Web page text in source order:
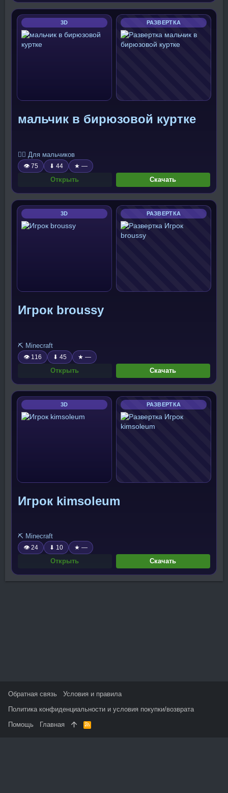
3D РАЗВЕРТКА
мальчик в бирюзовой куртке
🧍‍♂️ Для мальчиков
👁 75 ⬇ 44 ★ —
Открыть Скачать
3D РАЗВЕРТКА
Игрок broussy
⛏️ Minecraft
👁 116 ⬇ 45 ★ —
Открыть Скачать
3D РАЗВЕРТКА
Игрок kimsoleum
⛏️ Minecraft
👁 24 ⬇ 10 ★ —
Открыть Скачать
Обратная связь
Условия и правила
Политика конфиденциальности и условия покупки/возврата
Помощь
Главная
R